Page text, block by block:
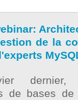
de la
de bases